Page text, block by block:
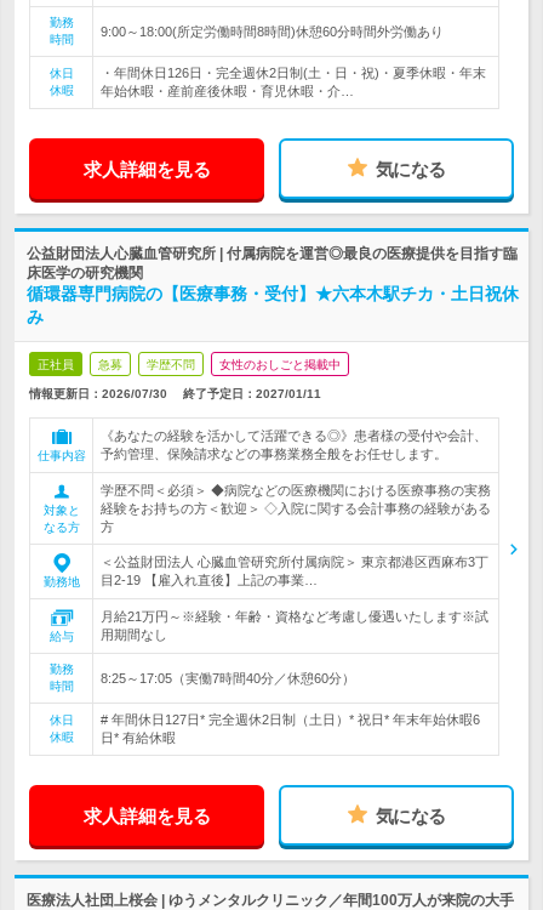
勤務
時間
9:00～18:00(所定労働時間8時間)休憩60分時間外労働あり
休日
休暇
・年間休日126日・完全週休2日制(土・日・祝)・夏季休暇・年末
年始休暇・産前産後休暇・育児休暇・介…
求人詳細を見る 気になる
公益財団法人心臓血管研究所 | 付属病院を運営◎最良の医療提供を目指す臨
床医学の研究機関
循環器専門病院の【医療事務・受付】★六本木駅チカ・土日祝休
み
正社員 急募 学歴不問 女性のおしごと掲載中
情報更新日：2026/07/30 終了予定日： 2027/01/11
仕事内容
《あなたの経験を活かして活躍できる◎》患者様の受付や会計、
予約管理、保険請求などの事務業務全般をお任せします。
対象と
なる方
学歴不問＜必須＞ ◆病院などの医療機関における医療事務の実務
経験をお持ちの方＜歓迎＞ ◇入院に関する会計事務の経験がある
方
勤務地
＜公益財団法人 心臓血管研究所付属病院＞ 東京都港区西麻布3丁
目2-19 【雇入れ直後】上記の事業…
給与
月給21万円～※経験・年齢・資格など考慮し優遇いたします※試
用期間なし
勤務
時間
8:25～17:05（実働7時間40分／休憩60分）
休日
休暇
# 年間休日127日* 完全週休2日制（土日）* 祝日* 年末年始休暇6
日* 有給休暇
求人詳細を見る 気になる
医療法人社団上桜会 | ゆうメンタルクリニック／年間100万人が来院の大手